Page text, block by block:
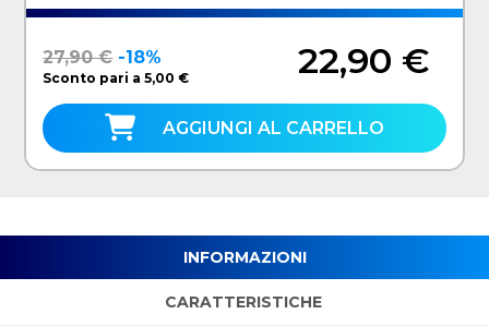
27,90 € -18%
Sconto pari a 5,00 € 22,90 €
AGGIUNGI AL CARRELLO
INFORMAZIONI
CARATTERISTICHE